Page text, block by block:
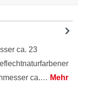
ca. 23
ca.… Mehr